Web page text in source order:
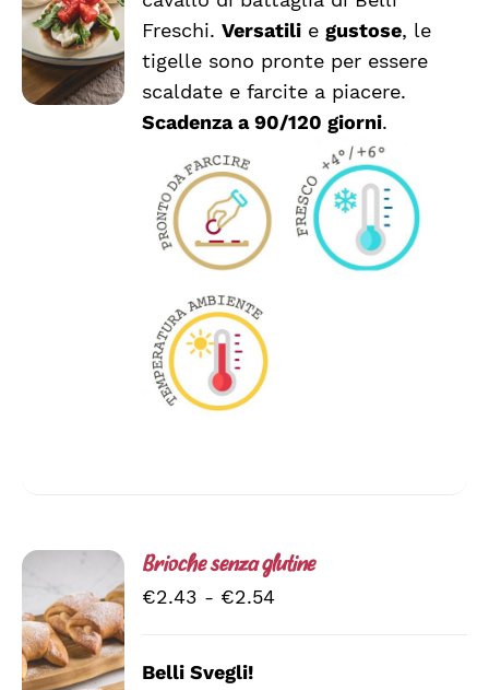
VARIANTI.
LE
OPZIONI
POSSONO
PRODOTTO
Freschi.Versatili egustose, le
tigelle sono pronte per essere
scaldate e farcite a piacere.
Scadenza a 90/120 giorni.
Brioche senza glutine
€2.43 - €2.54Fascia
Belli Svegli!